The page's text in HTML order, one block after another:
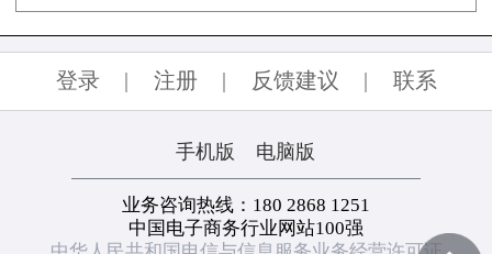
登录 | 注册 | 反馈建议 | 联系
手机版 电脑版
业务咨询热线：180 2868 1251
中国电子商务行业网站100强